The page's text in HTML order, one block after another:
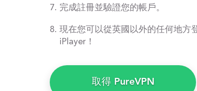
完成註冊並驗證您的帳戶。
現在您可以從英國以外的任何地方
iPlayer！
取得 PureVPN